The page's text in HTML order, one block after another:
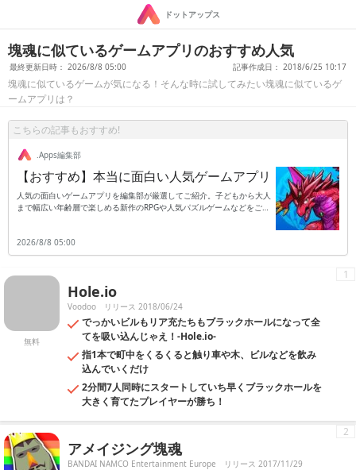
ドットアップス
塊魂に似ているゲームアプリのおすすめ人気
最終更新日時： 2026/8/8 05:00 記事作成日： 2018/6/25 10:17
塊魂に似ているゲームが気になる！そんな時に試してみたい塊魂に似ているゲ
ームアプリは？
こちらの記事もおすすめ!
.Apps編集部
【おすすめ】本当に面白い人気ゲームアプリ
人気の面白いゲームアプリを編集部が厳選してご紹介。子どもから大人
まで幅広い年齢層で楽しめる新作のRPGや人気パズルゲームなどをご紹
2026/8/8 05:00
無料
Hole.io
Voodoo リリース 2018/06/24
でっかいビルもリア充たちもブラックホールになって全
てを吸い込んじゃえ！-Hole.io-
指1本で町中をくるくると触り車や木、ビルなどを飲み
込んでいくだけ
2分間7人同時にスタートしていち早くブラックホールを
大きく育てたプレイヤーが勝ち！
1
アメイジング塊魂
BANDAI NAMCO Entertainment Europe リリース 2017/11/29
2